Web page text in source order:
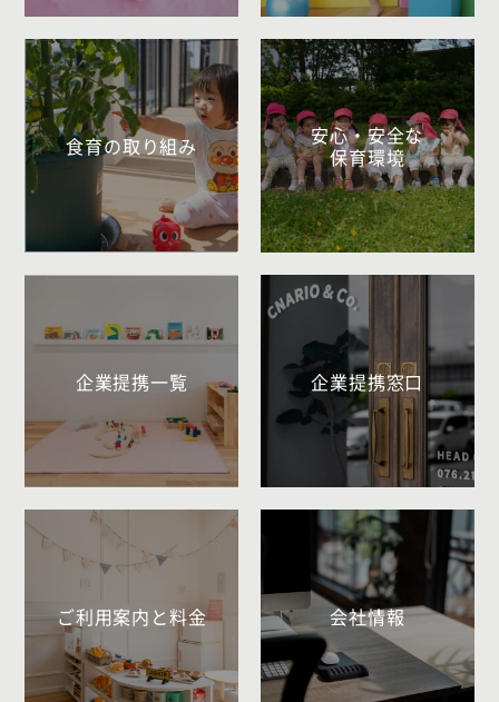
食育の取り組み
安心・安全な
保育環境
企業提携一覧 企業提携窓口
ご利用案内と料金 会社情報